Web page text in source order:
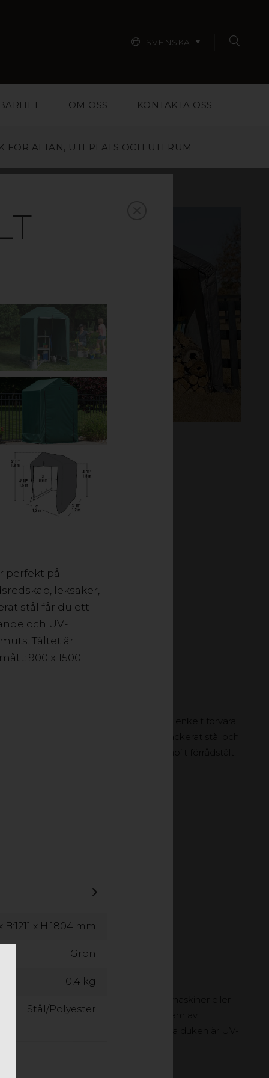
SVENSKA
OM OSS KONTAKTA OSS
FÖR ALTAN, UTEPLATS OCH UTERUM
perfekt på
leksaker,
stål får du ett
och UV-
Tältet är
900 x 1500
B:1211 x H:1804 mm
Grön
10,4 kg
Stål/Polyester
eller i trädgården. Här kan du enkelt förvara
etc. Med en konstruktion av pulverlackerat stål och
får du ett beständigt och stabilt förrådstält.
om plats för utemöbler, trädgårdsmaskiner eller
och utemöbler. Med en ram av
och stabilt förrådstält. Den slitstarka duken är UV-